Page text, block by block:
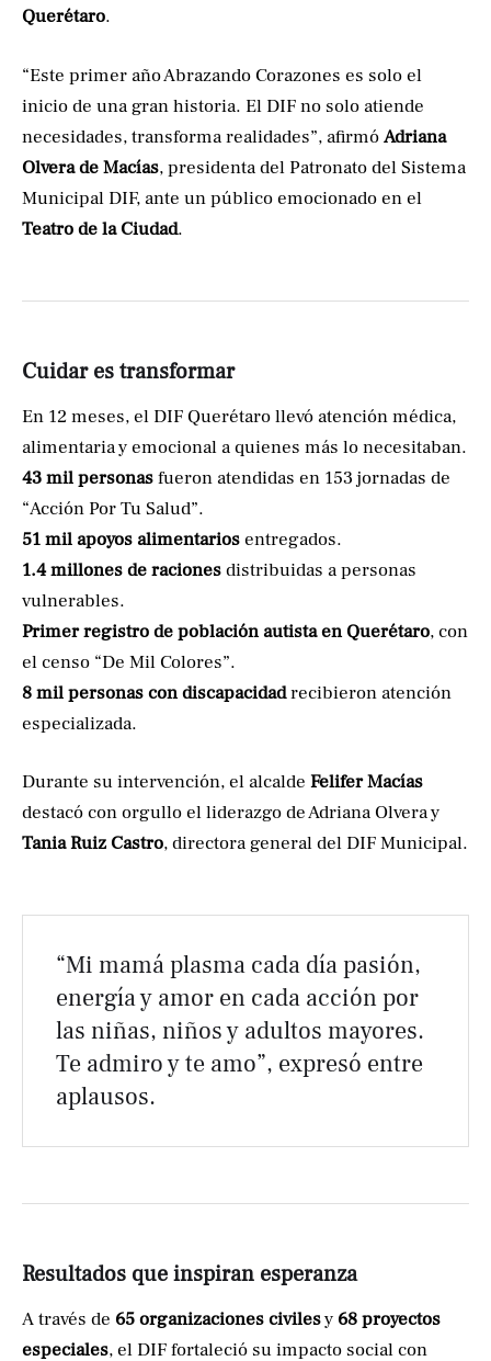
Querétaro.
“Este primer año Abrazando Corazones es solo el
inicio de una gran historia. El DIF no solo atiende
necesidades, transforma realidades”, afirmóAdriana
Olvera de Macías, presidenta del Patronato del Sistema
Municipal DIF, ante un público emocionado en el
Teatro de la Ciudad.
Cuidar es transformar
En 12 meses, el DIF Querétaro llevó atención médica,
alimentaria y emocional a quienes más lo necesitaban.
43 mil personasfueron atendidas en 153 jornadas de
“Acción Por Tu Salud”.
51 mil apoyos alimentariosentregados.
1.4 millones de racionesdistribuidas a personas
vulnerables.
Primer registro de población autista en Querétaro, con
el censo “De Mil Colores”.
8 mil personas con discapacidadrecibieron atención
especializada.
Durante su intervención, el alcalde Felifer Macías
destacó con orgullo el liderazgo de Adriana Olvera y
Tania Ruiz Castro, directora general del DIF Municipal.
“Mi mamá plasma cada día pasión,
energía y amor en cada acción por
las niñas, niños y adultos mayores.
Te admiro y te amo”, expresó entre
aplausos.
Resultados que inspiran esperanza
A través de 65 organizaciones civilesy 68 proyectos
especiales, el DIF fortaleció su impacto social con